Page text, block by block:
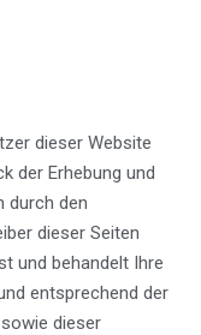
dieser Website
der Erhebung und
durch den
dieser Seiten
und behandelt Ihre
entsprechend der
dieser